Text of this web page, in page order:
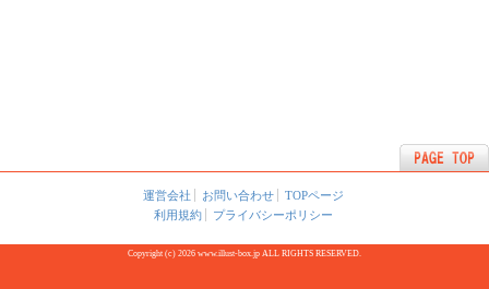
運営会社 お問い合わせ
TOPページ
利用規約
プライバシーポリシー
Copyright (c) 2026 www.illust-box.jp ALL RIGHTS RESERVED.